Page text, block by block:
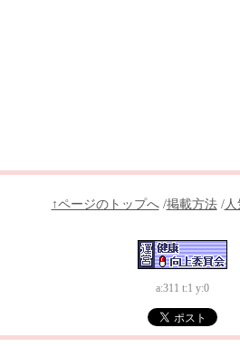
↑ページのトップへ/掲載方法/人
a:311 t:1 y:0